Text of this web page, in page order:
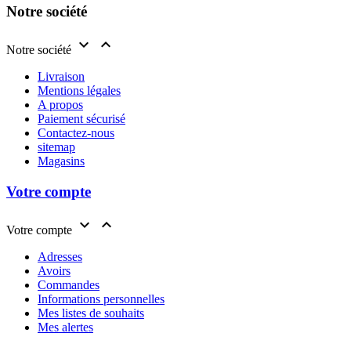
Notre société
Notre société  
Livraison
Mentions légales
A propos
Paiement sécurisé
Contactez-nous
sitemap
Magasins
Votre compte
Votre compte  
Adresses
Avoirs
Commandes
Informations personnelles
Mes listes de souhaits
Mes alertes